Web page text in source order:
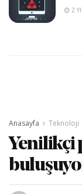
2
Anasayfa Teknoloji
Yenilikçi